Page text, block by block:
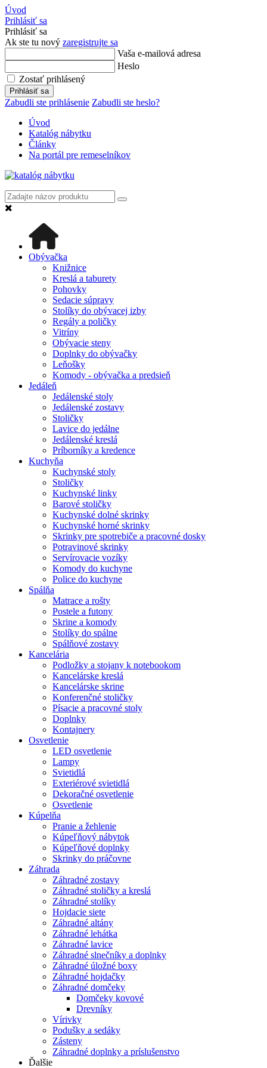
Úvod
Prihlásiť sa
Prihlásiť sa
Ak ste tu nový zaregistrujte sa
Vaša e-mailová adresa
Heslo
Zostať prihlásený
Prihlásiť sa
Zabudli ste prihlásenie Zabudli ste heslo?
Úvod
Katalóg nábytku
Články
Na portál pre remeselníkov
Obývačka
Knižnice
Kreslá a taburety
Pohovky
Sedacie súpravy
Stolíky do obývacej izby
Regály a poličky
Vitríny
Obývacie steny
Doplnky do obývačky
Leňošky
Komody - obývačka a predsieň
Jedáleň
Jedálenské stoly
Jedálenské zostavy
Stoličky
Lavice do jedálne
Jedálenské kreslá
Príborníky a kredence
Kuchyňa
Kuchynské stoly
Stoličky
Kuchynské linky
Barové stoličky
Kuchynské dolné skrinky
Kuchynské horné skrinky
Skrinky pre spotrebiče a pracovné dosky
Potravinové skrinky
Servírovacie vozíky
Komody do kuchyne
Police do kuchyne
Spálňa
Matrace a rošty
Postele a futony
Skrine a komody
Stolíky do spálne
Spálňové zostavy
Kancelária
Podložky a stojany k notebookom
Kancelárske kreslá
Kancelárske skrine
Konferenčné stoličky
Písacie a pracovné stoly
Doplnky
Kontajnery
Osvetlenie
LED osvetlenie
Lampy
Svietidlá
Exteriérové svietidlá
Dekoračné osvetlenie
Osvetlenie
Kúpelňa
Pranie a žehlenie
Kúpeľňový nábytok
Kúpeľňové doplnky
Skrinky do práčovne
Záhrada
Záhradné zostavy
Záhradné stoličky a kreslá
Záhradné stolíky
Hojdacie siete
Záhradné altány
Záhradné lehátka
Záhradné lavice
Záhradné slnečníky a doplnky
Záhradné úložné boxy
Záhradné hojdačky
Záhradné domčeky
Domčeky kovové
Drevníky
Vírivky
Podušky a sedáky
Zásteny
Záhradné doplnky a príslušenstvo
Ďalšie